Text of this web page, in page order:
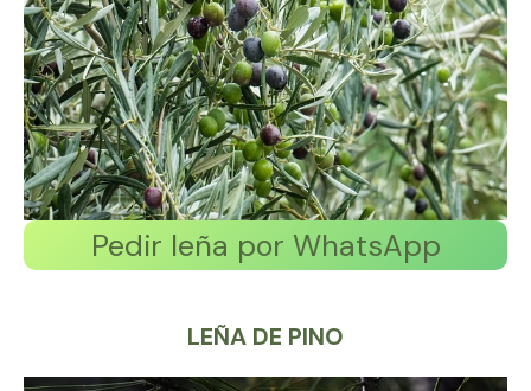
Pedir leña por WhatsApp
LEÑA DE PINO